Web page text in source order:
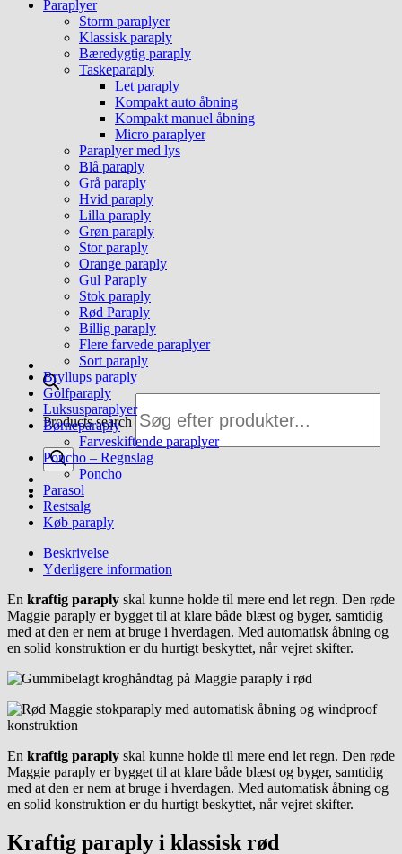
Products search
Paraplyer
Storm paraplyer
Klassisk paraply
Bæredygtig paraply
Taskeparaply
Let paraply
Kompakt auto åbning
Kompakt manuel åbning
Micro paraplyer
Paraplyer med lys
Blå paraply
Grå paraply
Hvid paraply
Lilla paraply
Grøn paraply
Stor paraply
Orange paraply
Gul Paraply
Stok paraply
Rød Paraply
Billig paraply
Flere farvede paraplyer
Sort paraply
Bryllups paraply
Golfparaply
Luksusparaplyer
Børneparaply
Farveskiftende paraplyer
Poncho – Regnslag
Poncho
Parasol
Restsalg
Køb paraply
Beskrivelse
Yderligere information
En kraftig paraply skal kunne holde til mere end let regn. Den røde
Maggie paraply er bygget til at klare både blæst og byger, samtidig
med at den er nem at bruge i hverdagen. Med automatisk åbning og
en solid konstruktion er du hurtigt beskyttet, når vejret skifter.
En kraftig paraply skal kunne holde til mere end let regn. Den røde
Maggie paraply er bygget til at klare både blæst og byger, samtidig
med at den er nem at bruge i hverdagen. Med automatisk åbning og
en solid konstruktion er du hurtigt beskyttet, når vejret skifter.
Kraftig paraply i klassisk rød